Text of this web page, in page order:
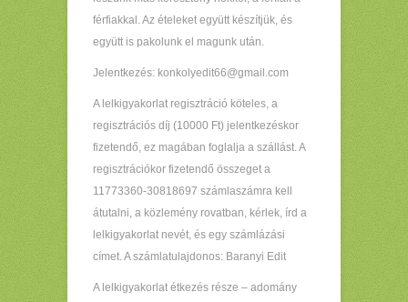
férfiakkal. Az ételeket együtt készítjük, és
együtt is pakolunk el magunk után.
Jelentkezés: konkolyedit66@gmail.com
A lelkigyakorlat regisztráció köteles, a
regisztrációs díj (10000 Ft) jelentkezéskor
fizetendő, ez magában foglalja a szállást. A
regisztrációkor fizetendő összeget a
11773360-30818697 számlaszámra kell
átutalni, a közlemény rovatban, kérlek, írd a
lelkigyakorlat nevét, és egy számlázási
címet. A számlatulajdonos: Baranyi Edit
A lelkigyakorlat étkezés része – adomány